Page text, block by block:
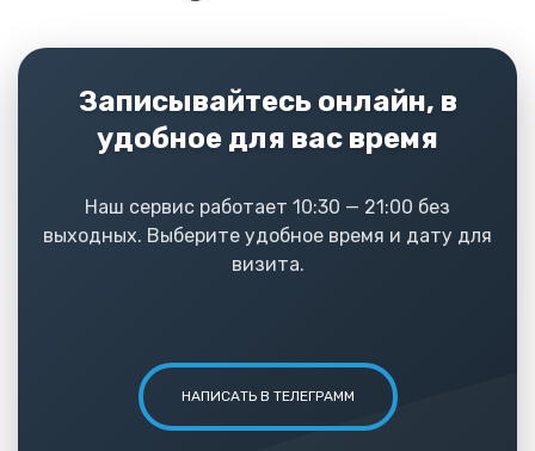
Записывайтесь онлайн, в
удобное для вас время
Наш сервис работает 10:30 — 21:00 без
выходных. Выберите удобное время и дату для
визита.
НАПИСАТЬ В ТЕЛЕГРАММ